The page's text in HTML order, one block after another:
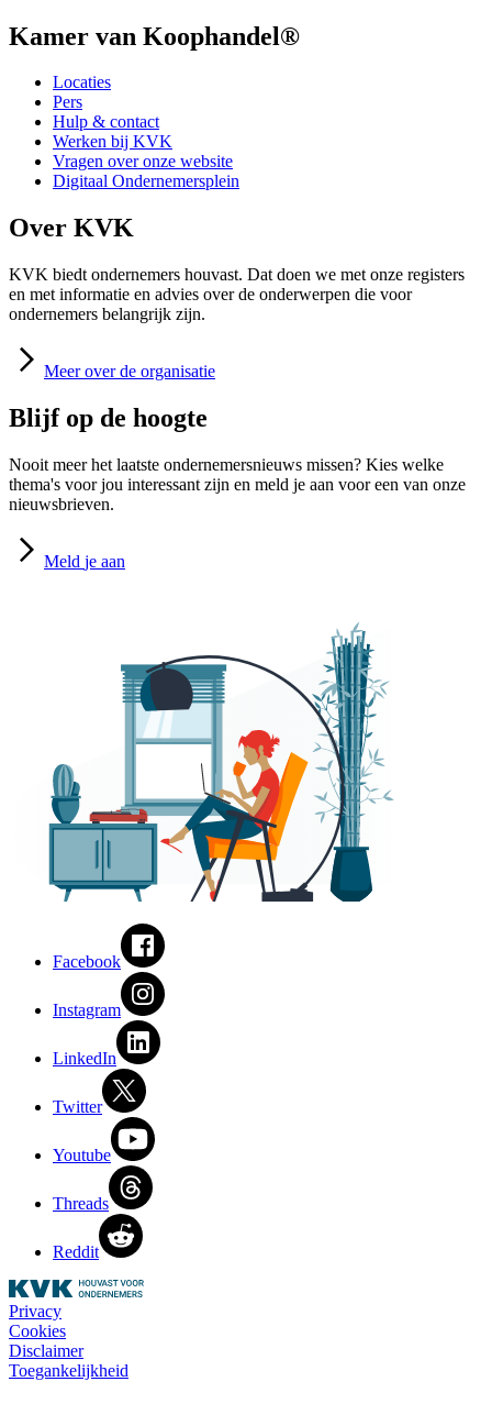
Kamer van Koophandel®
Locaties
Pers
Hulp & contact
Werken bij KVK
Vragen over onze website
Digitaal Ondernemersplein
Over KVK
KVK biedt ondernemers houvast. Dat doen we met onze registers
en met informatie en advies over de onderwerpen die voor
ondernemers belangrijk zijn.
Meer over de organisatie
Blijf op de hoogte
Nooit meer het laatste ondernemersnieuws missen? Kies welke
thema's voor jou interessant zijn en meld je aan voor een van onze
nieuwsbrieven.
Meld je aan
Facebook
Instagram
LinkedIn
Twitter
Youtube
Threads
Reddit
Privacy
Cookies
Disclaimer
Toegankelijkheid